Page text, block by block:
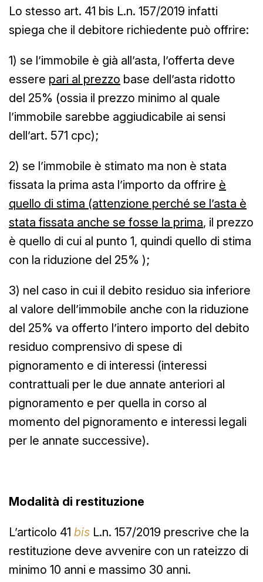
Lo stesso art. 41 bis L.n. 157/2019 infatti
spiega che il debitore richiedente può offrire:
1) se l’immobile è già all’asta, l’offerta deve
essere pari al prezzo base dell’asta ridotto
del 25% (ossia il prezzo minimo al quale
l’immobile sarebbe aggiudicabile ai sensi
dell’art. 571 cpc);
2) se l’immobile è stimato ma non è stata
fissata la prima asta l’importo da offrire è
quello di stima (attenzione perché se l’asta è
stata fissata anche se fosse la prima, il prezzo
è quello di cui al punto 1, quindi quello di stima
con la riduzione del 25% );
3) nel caso in cui il debito residuo sia inferiore
al valore dell’immobile anche con la riduzione
del 25% va offerto l’intero importo del debito
residuo comprensivo di spese di
pignoramento e di interessi (interessi
contrattuali per le due annate anteriori al
pignoramento e per quella in corso al
momento del pignoramento e interessi legali
per le annate successive).
Modalità di restituzione
L’articolo 41 bis L.n. 157/2019 prescrive che la
restituzione deve avvenire con un rateizzo di
minimo 10 anni e massimo 30 anni.